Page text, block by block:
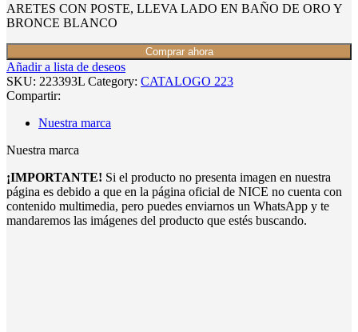
ARETES CON POSTE, LLEVA LADO EN BAÑO DE ORO Y
BRONCE BLANCO
Comprar ahora
Añadir a lista de deseos
SKU: 223393L Category: CATALOGO 223
Compartir:
Nuestra marca
Nuestra marca
¡IMPORTANTE! Si el producto no presenta imagen en nuestra
página es debido a que en la página oficial de NICE no cuenta con
contenido multimedia, pero puedes enviarnos un WhatsApp y te
mandaremos las imágenes del producto que estés buscando.